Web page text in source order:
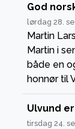
God
lørdag 28.
Martin
Martin i
både en
honnør til
Ulvund
tirsdag 24.